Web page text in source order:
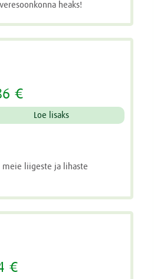
heaks!
€
Loe lisaks
meie liigeste ja lihaste
€